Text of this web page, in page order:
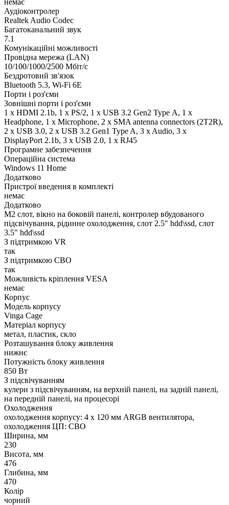
Аудіоконтролер
Realtek Audio Codec
Багатоканальний звук
7.1
Комунікаційні можливості
Провідна мережа (LAN)
10/100/1000/2500 Мбіт/с
Бездротовий зв'язок
Bluetooth 5.3, Wi-Fi 6E
Порти і роз'єми
Зовнішні порти і роз'єми
1 x HDMI 2.1b, 1 x PS/2, 1 x USB 3.2 Gen2 Type А, 1 x
Нeadphone, 1 х Microphone, 2 x SMA antenna connectors (2T2R),
2 x USB 3.0, 2 x USB 3.2 Gen1 Type A, 3 x Audio, 3 x
DisplayPort 2.1b, 3 x USB 2.0, 1 x RJ45
Програмне забезпечення
Операційна система
Windows 11 Home
Додатково
Пристрої введення в комплекті
немає
Додатково
M2 слот, вікно на боковій панелі, контролер вбудованого
підсвічування, рідинне охолодження, слот 2.5" hdd\ssd, слот
3.5" hdd\ssd
З підтримкою VR
так
З підтримкою СВО
так
Можливість кріплення VESA
немає
Корпус
Модель корпусу
Vinga Cage
Матеріал корпусу
метал, пластик, скло
Розташування блоку живлення
нижнє
Потужність блоку живлення
850 Вт
З підсвічуванням
кулери з підсвічуванням, на верхній панелі, на задній панелі,
на передній панелі, на процесорі
Охолодження
охолодження корпусу: 4 x 120 мм ARGB вентилятора,
охолодження ЦП: СВО
Ширина, мм
230
Висота, мм
476
Глибина, мм
470
Колір
чорний